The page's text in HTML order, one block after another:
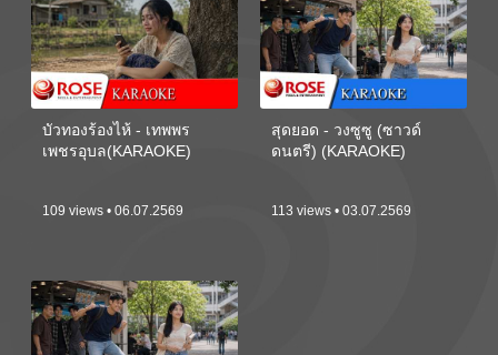
บัวทองร้องไห้ - เทพพร
เพชรอุบล(KARAOKE)
109 views • 06.07.2569
สุดยอด - วงซูซู (ซาวด์
ดนตรี) (KARAOKE)
113 views • 03.07.2569